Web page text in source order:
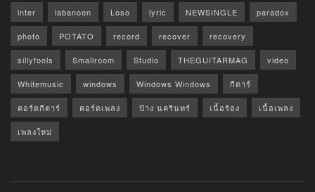
inter labanoon Loso lyric NEWSINGLE paradox
photo POTATO record recover recovery
sillyfools Smallroom Studio THEGUITARMAG video
Whitemusic windows Windows Windows กีตาร์
คอร์ดกีตาร์ คอร์ดเพลง ป้าง นครินทร์ เนื้อร้อง เนื้อเพลง
เพลงใหม่